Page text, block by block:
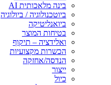
בינה מלאכותית AI
ביוטכנולוגיה / ביולוגיה
ביואנליטיקה
בטיחות המוצר
ואלידציה – תיקוף
הכשרות מקצועיות
הנדסה/אחזקה
ייצור
כיול